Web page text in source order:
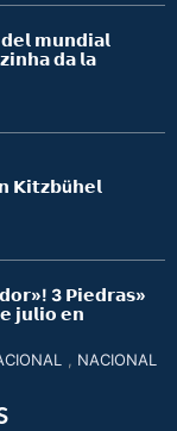
𝗺𝘂𝗻𝗱𝗶𝗮𝗹
𝗱𝗮 𝗹𝗮
𝗞𝗶𝘁𝘇𝗯ü𝗵𝗲𝗹
3 𝗣𝗶𝗲𝗱𝗿𝗮𝘀»
𝗷𝘂𝗹𝗶𝗼 𝗲𝗻
NACIONAL